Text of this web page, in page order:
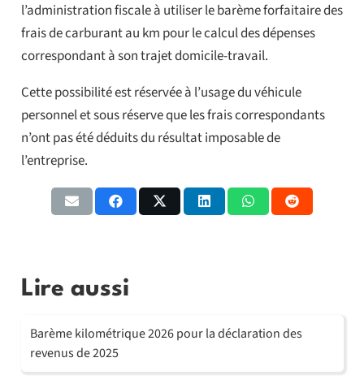
l’administration fiscale à utiliser le barème forfaitaire des
frais de carburant au km pour le calcul des dépenses
correspondant à son trajet domicile-travail.
Cette possibilité est réservée à l’usage du véhicule
personnel et sous réserve que les frais correspondants
n’ont pas été déduits du résultat imposable de
l’entreprise.
Lire aussi
Barème kilométrique 2026 pour la déclaration des
revenus de 2025